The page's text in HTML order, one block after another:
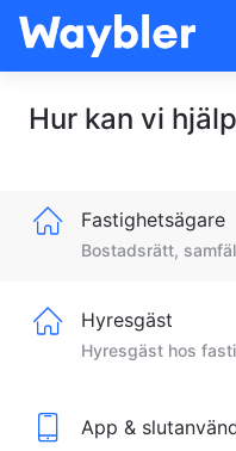
Hur kan vi
Fastighetsägare
Bostadsrätt,
Hyresgäst
Hyresgäst hos
App &